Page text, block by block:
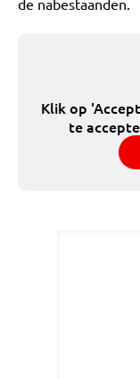
de nabestaanden.
Klik op
te